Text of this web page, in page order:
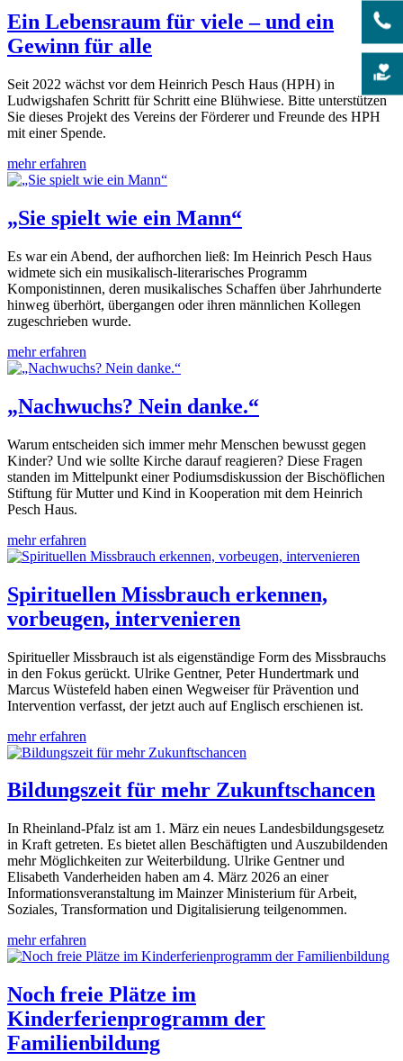
Ein Lebensraum für viele – und ein
Gewinn für alle
Seit 2022 wächst vor dem Heinrich Pesch Haus (HPH) in
Ludwigshafen Schritt für Schritt eine Blühwiese. Bitte unterstützen
Sie dieses Projekt des Vereins der Förderer und Freunde des HPH
mit einer Spende.
mehr erfahren
„Sie spielt wie ein Mann“
Es war ein Abend, der aufhorchen ließ: Im Heinrich Pesch Haus
widmete sich ein musikalisch-literarisches Programm
Komponistinnen, deren musikalisches Schaffen über Jahrhunderte
hinweg überhört, übergangen oder ihren männlichen Kollegen
zugeschrieben wurde.
mehr erfahren
„Nachwuchs? Nein danke.“
Warum entscheiden sich immer mehr Menschen bewusst gegen
Kinder? Und wie sollte Kirche darauf reagieren? Diese Fragen
standen im Mittelpunkt einer Podiumsdiskussion der Bischöflichen
Stiftung für Mutter und Kind in Kooperation mit dem Heinrich
Pesch Haus.
mehr erfahren
Spirituellen Missbrauch erkennen,
vorbeugen, intervenieren
Spiritueller Missbrauch ist als eigenständige Form des Missbrauchs
in den Fokus gerückt. Ulrike Gentner, Peter Hundertmark und
Marcus Wüstefeld haben einen Wegweiser für Prävention und
Intervention verfasst, der jetzt auch auf Englisch erschienen ist.
mehr erfahren
Bildungszeit für mehr Zukunftschancen
In Rheinland-Pfalz ist am 1. März ein neues Landesbildungsgesetz
in Kraft getreten. Es bietet allen Beschäftigten und Auszubildenden
mehr Möglichkeiten zur Weiterbildung. Ulrike Gentner und
Elisabeth Vanderheiden haben am 4. März 2026 an einer
Informationsveranstaltung im Mainzer Ministerium für Arbeit,
Soziales, Transformation und Digitalisierung teilgenommen.
mehr erfahren
Noch freie Plätze im
Kinderferienprogramm der
Familienbildung